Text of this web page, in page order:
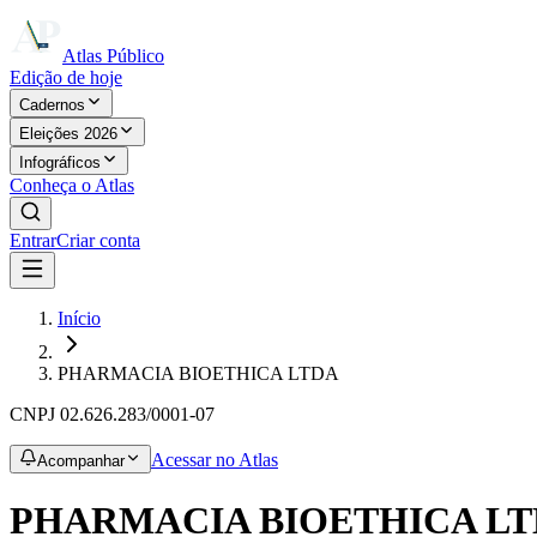
Atlas Público
Edição de hoje
Cadernos
Eleições 2026
Infográficos
Conheça o Atlas
EntrarCriar conta
Início
PHARMACIA BIOETHICA LTDA
CNPJ 02.626.283/0001-07
Acompanhar Acessar no Atlas
PHARMACIA BIOETHICA